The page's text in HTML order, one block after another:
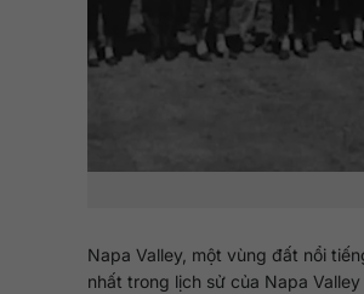
Napa Valley, một vùng đất nổi
nhất trong lịch sử của Napa